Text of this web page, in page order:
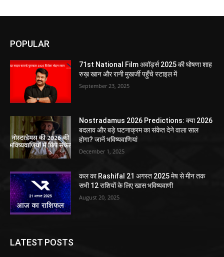
POPULAR
71st National Film अवॉर्ड्स 2025 की घोषणा शाह
रुख़ खान और रानी मुखर्जी पहुँचे स्टाइल में
September 23, 2025
Nostradamus 2026 Predictions: क्या 2026
बदलाव और बड़े घटनाक्रम का संकेत देने वाला साल
होगा? जानें भविष्यवाणियां
December 1, 2025
कल का Rashifal 21 अगस्त 2025 मेष से मीन तक
सभी 12 राशियों के लिए खास भविष्यवाणी
August 20, 2025
LATEST POSTS